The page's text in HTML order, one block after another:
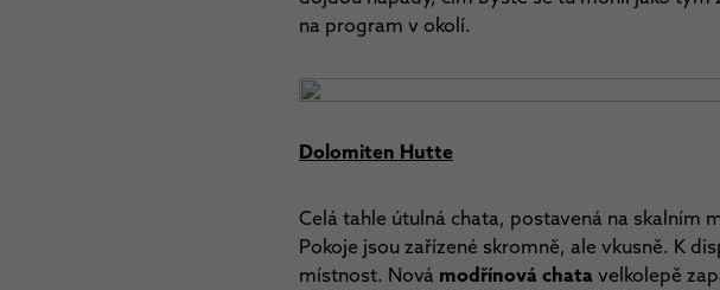
na program v okolí.
Dolomiten Hutte
Celá tahle útulná chata, postavená na skalním
Pokoje jsou zařízené skromně, ale vkusně. K
místnost. Nová modřínová chatavelkolepě